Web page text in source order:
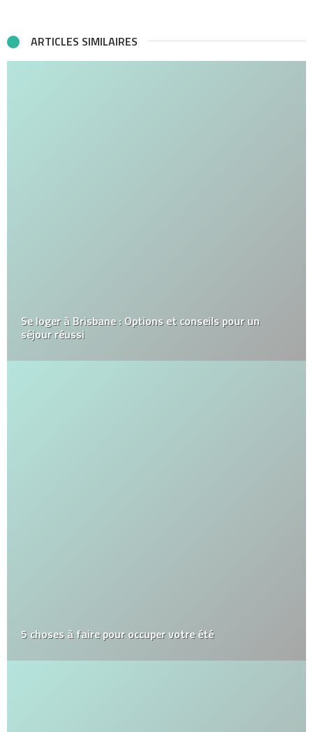
ARTICLES SIMILAIRES
Se loger à Brisbane : Options et conseils pour un
séjour réussi
5 choses à faire pour occuper votre été